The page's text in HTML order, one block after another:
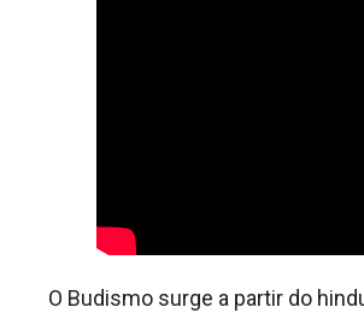
O Budismo surge a partir do